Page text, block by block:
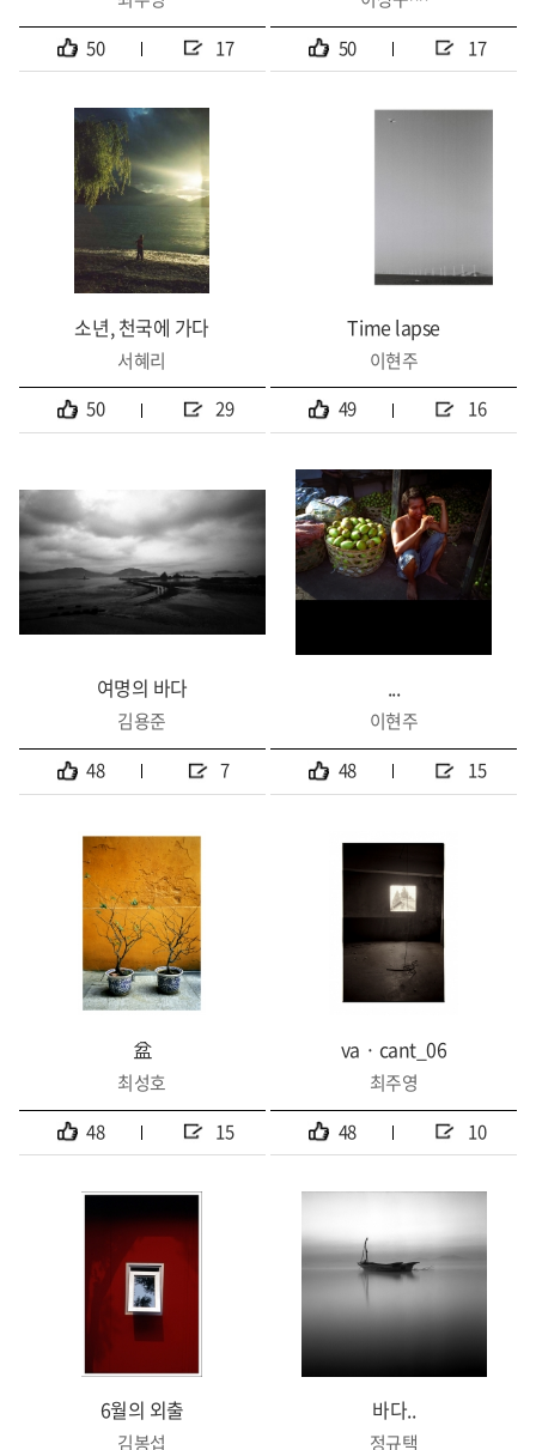
50
17
50
17
소년, 천국에 가다
서혜리
50
29
Time lapse
이현주
49
16
여명의 바다
김용준
48
7
...
이현주
48
15
盆
최성호
48
15
va · cant_06
최주영
48
10
6월의 외출
김봉섭
바다..
정규택